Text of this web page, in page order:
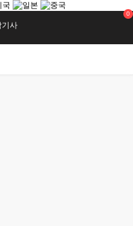
기사
0